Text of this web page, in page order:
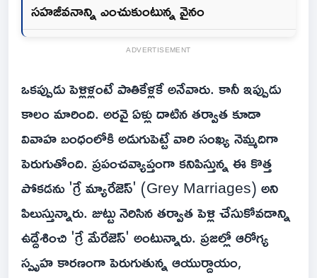
సహజీవనాన్ని ఎంచుకుంటున్న వైనం
ADVERTISEMENT
ఒకప్పుడు పెళ్లిళ్లంటే పాతికేళ్లకే అనేవారు. కానీ ఇప్పుడు
కాలం మారింది. అరవై ఏళ్లు దాటిన తర్వాత కూడా
వివాహ బంధంలోకి అడుగుపెట్టే వారి సంఖ్య నెమ్మదిగా
పెరుగుతోంది. ప్రపంచవ్యాప్తంగా కనిపిస్తున్న ఈ కొత్త
పోకడను 'గ్రే మ్యారేజెస్' (Grey Marriages) అని
పిలుస్తున్నారు. జుట్టు నెరిసిన తర్వాత పెళ్లి చేసుకోవడాన్ని
ఉద్దేశించి 'గ్రే మేరేజెస్' అంటున్నారు. ప్రజల్లో ఆరోగ్య
స్పృహ కారణంగా పెరుగుతున్న ఆయుర్దాయం,